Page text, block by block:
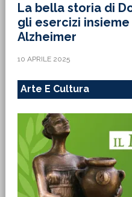
La bella storia di
gli esercizi
Alzheimer
10 APRILE 2025
Arte E Cultura